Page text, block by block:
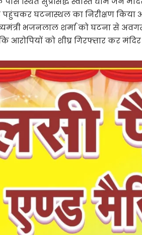
पहुंचकर घटनास्थल का निरीक्षण
भजनलाल शर्मा को घटना से
को शीघ्र गिरफ्तार कर मंदिर